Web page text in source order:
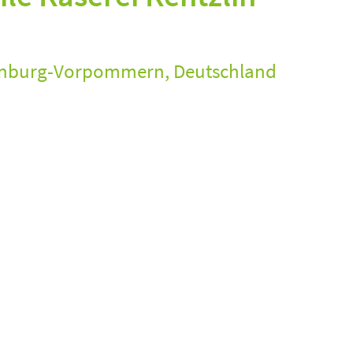
Vorpommern, Deutschland